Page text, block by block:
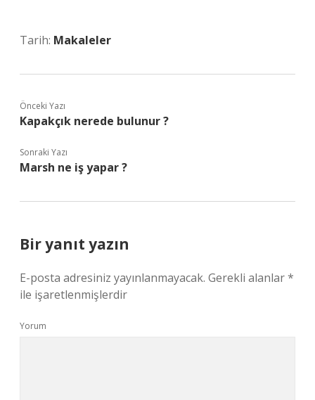
Tarih: Makaleler
Önceki Yazı
Kapakçık nerede bulunur ?
Sonraki Yazı
Marsh ne iş yapar ?
Bir yanıt yazın
E-posta adresiniz yayınlanmayacak. Gerekli alanlar*
ile işaretlenmişlerdir
Yorum